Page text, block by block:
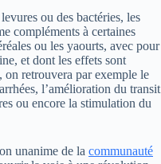
ou des bactéries, les
compléments à certaines
ou les yaourts, avec pour
et dont les effets sont
on retrouvera par exemple le
l’amélioration du transit
ou encore la stimulation du
unanime de la communauté